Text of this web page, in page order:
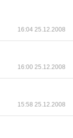
16:04 25.12.2008
16:00 25.12.2008
15:58 25.12.2008